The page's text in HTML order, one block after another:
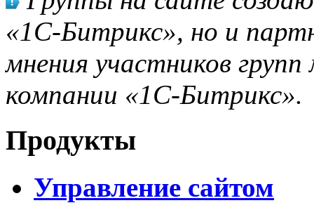
«1С-Битрикс», но и
мнения участников
компании «1С-Битрикс».
Продукты
Управление сайтом